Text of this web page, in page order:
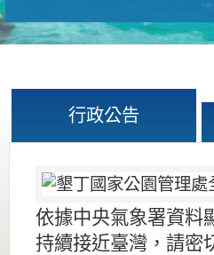
行政公告
依據中央氣象署資料
持續接近臺灣，請密